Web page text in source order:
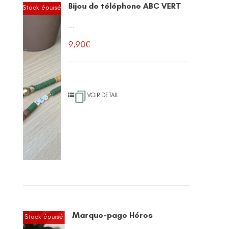
Stock épuisé Bijou de téléphone ABC VERT
...
9,90€
VOIR DETAIL
Stock épuisé Marque-page Héros